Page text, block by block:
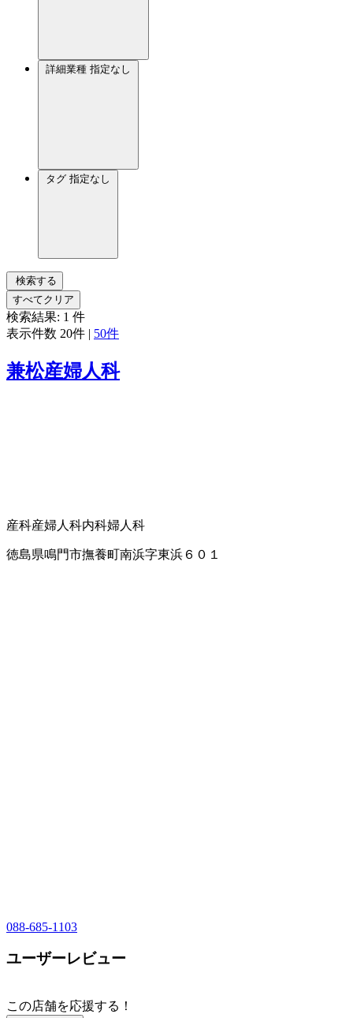
詳細業種 指定なし
タグ 指定なし
検索する
すべてクリア
検索結果: 1 件
表示件数 20件 | 50件
兼松産婦人科
産科産婦人科内科婦人科
徳島県鳴門市撫養町南浜字東浜６０１
088-685-1103
ユーザーレビュー
この店舗を応援する！